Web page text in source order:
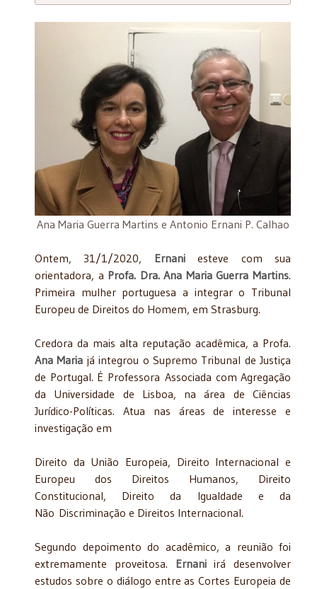
Ana Maria Guerra Martins e Antonio Ernani P. Calhao
Ontem, 31/1/2020, Ernaniesteve com sua
orientadora, a Profa. Dra. Ana Maria Guerra Martins.
Primeira mulher portuguesa a integrar o Tribunal
Europeu de Direitos do Homem, em Strasburg.
Credora da mais alta reputação acadêmica, a Profa.
Ana Maria já integrou o Supremo Tribunal de Justiça
de Portugal. É Professora Associada com Agregação
da Universidade de Lisboa, na área de Ciências
Jurídico-Políticas. Atua nas áreas de interesse e
investigação em
Direito da União Europeia, Direito Internacional e
Europeu dos Direitos Humanos, Direito
Constitucional, Direito da Igualdade e da
Não Discriminação e Direitos Internacional.
Segundo depoimento do acadêmico, a reunião foi
extremamente proveitosa. Ernaniirá desenvolver
estudos sobre o diálogo entre as Cortes Europeia de